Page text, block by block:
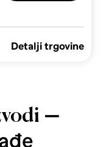
Detalji trgovine
—